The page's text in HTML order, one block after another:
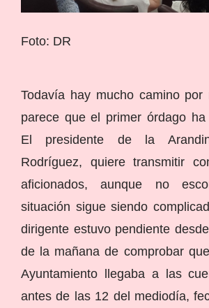
Foto: DR
Todavía hay mucho camino por
parece que el primer órdago ha
El presidente de la
Rodríguez, quiere transmitir
aficionados, aunque no
situación sigue siendo
dirigente estuvo pendiente
de la mañana de comprobar
Ayuntamiento llegaba a las
antes de las 12 del mediodía,